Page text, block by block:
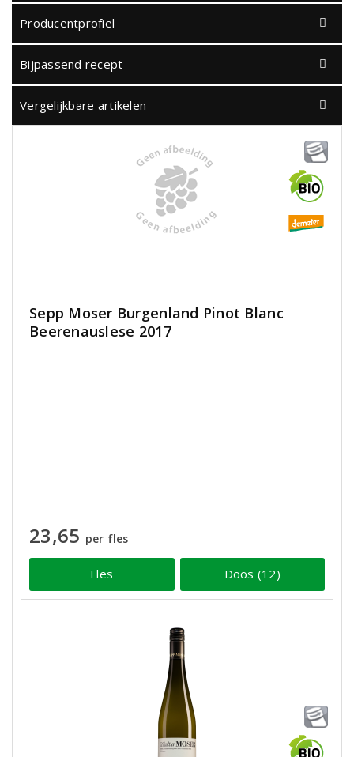
Producentprofiel
Bijpassend recept
Vergelijkbare artikelen
Sepp Moser Burgenland Pinot Blanc
Beerenauslese 2017
23,65 per fles
Fles Doos (12)